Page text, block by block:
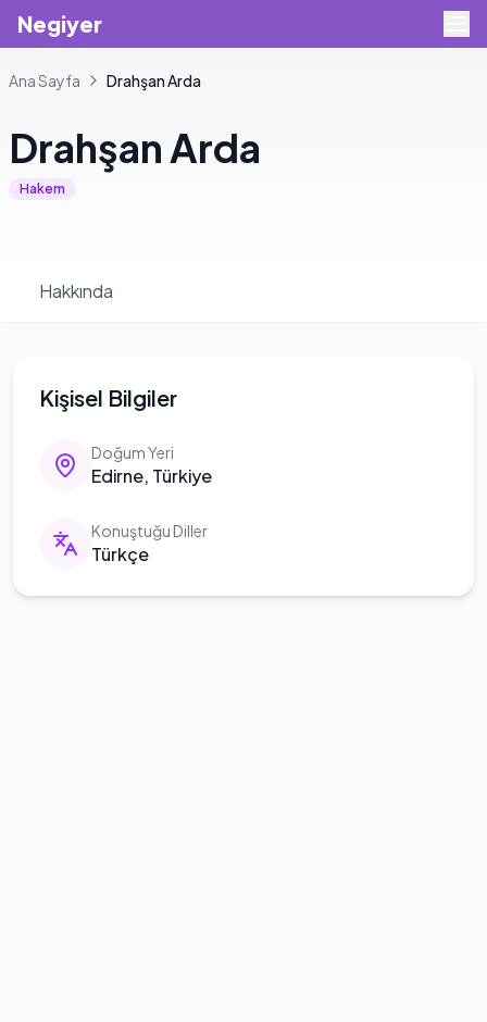
Negiyer
Ana Sayfa DrahşanArda
DrahşanArda
Hakem
Hakkında
Kişisel Bilgiler
Doğum Yeri
Edirne, Türkiye
Konuştuğu Diller
Türkçe